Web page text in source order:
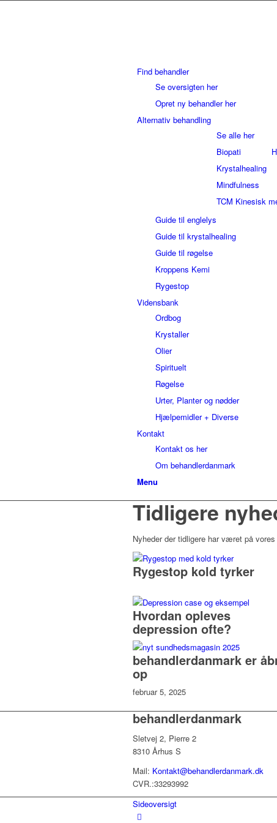
Find behandler
Se oversigten her
Opret ny behandler her
Alternativ behandling
Se alle her
Biopati
Krystalhealing
Mindfulness
TCM Kinesisk
Guide til englelys
Guide til krystalhealing
Guide til røgelse
Kroppens Kemi
Rygestop
Vidensbank
Ordbog
Krystaller
Olier
Spirituelt
Røgelse
Urter, Planter og nødder
Hjælpemidler + Diverse
Kontakt
Kontakt os her
Om behandlerdanmark
Menu
Tidligere
Nyheder der tidligere har været på
Rygestop kold tyrker
Hvordan opleves
depression ofte?
behandlerdanmark er
op
februar 5, 2025
behandlerdanmark
Sletvej 2, Pierre 2
8310 Århus S
Mail: Kontakt@behandlerdanmark.dk
CVR.:33293992
Sideoversigt